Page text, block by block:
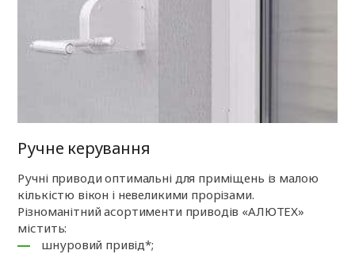
Ручне керування
Ручні приводи оптимальні для приміщень із малою
кількістю вікон і невеликими прорізами.
Різноманітний асортименти приводів «АЛЮТЕХ»
містить:
шнуровий привід*;